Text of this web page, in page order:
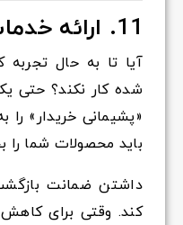
11. ارائه
آیا تا به حال تجربه
شده کار نکند؟ حتی
«پشیمانی خریدار» را
باید محصولات شما را
داشتن ضمانت
کند. وقتی برای